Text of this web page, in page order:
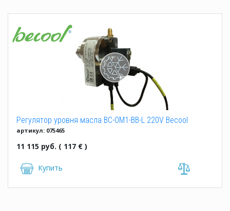
Регулятор уровня масла BC-OM1-BB-L 220V Becool
артикул: 075465
11 115 руб. ( 117 € )
Купить